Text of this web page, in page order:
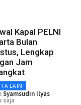
Kapal PELNI
Bulan
Lengkap
Jam
LAIN
Syamsudin Ilyas
saja